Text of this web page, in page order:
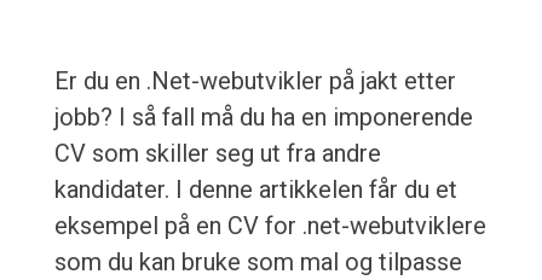
Er du en .Net-webutvikler på jakt etter
jobb? I så fall må du ha en imponerende
CV som skiller seg ut fra andre
kandidater. I denne artikkelen får du et
eksempel på en CV for .net-webutviklere
som du kan bruke som mal og tilpasse